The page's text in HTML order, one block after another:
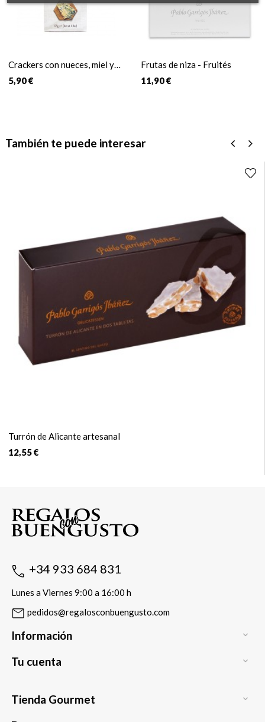
Crackers con nueces, miel y
aceite de oliva
5,90 €
Frutas de niza - Fruités
11,90 €
También te puede interesar
Turrón de Alicante artesanal
12,55 €
›
+34 933 684 831
Lunes a Viernes 9:00 a 16:00 h
pedidos@regalosconbuengusto.com
Información 
Tu cuenta 
Tienda Gourmet 